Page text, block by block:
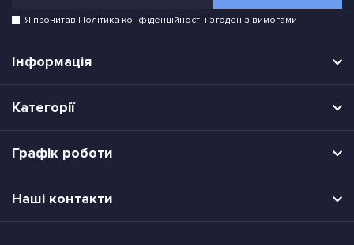
Я прочитав Політика конфіденційності і згоден з вимогами
Інформація
Категорії
Графік роботи
Наші контакти